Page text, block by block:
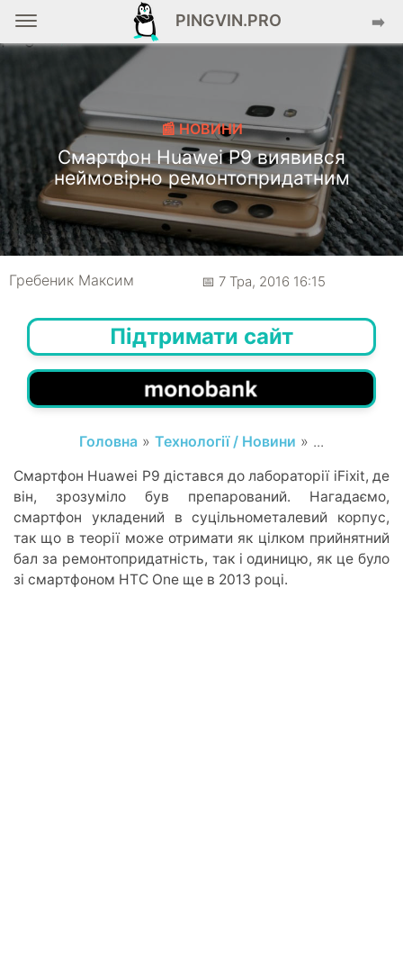
PINGVIN.PRO ➡️
📰 НОВИНИ
Смартфон Huawei P9 виявився
неймовірно ремонтопридатним
Гребеник Максим 📅 7 Тра, 2016 16:15
Підтримати сайт
Головна » Технології / Новини » ...
Смартфон Huawei P9 дістався до лабораторії iFixit, де
він, зрозуміло був препарований. Нагадаємо,
смартфон укладений в суцільнометалевий корпус,
так що в теорії може отримати як цілком прийнятний
бал за ремонтопридатність, так і одиницю, як це було
зі смартфоном HTC One ще в 2013 році.